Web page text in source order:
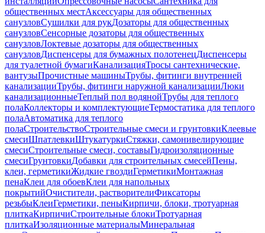
общественных местАксессуары для общественных
санузловСушилки для рукДозаторы для общественных
санузловСенсорные дозаторы для общественных
санузловЛоктевые дозаторы для общественных
санузловДиспенсеры для бумажных полотенецДиспенсеры
для туалетной бумагиКанализацияТросы сантехнические,
вантузыПрочистные машиныТрубы, фитинги внутренней
канализацииТрубы, фитинги наружной канализацииЛюки
канализационныеТеплый пол водянойТрубы для теплого
полаКоллекторы и комплектующиеТермостатика для теплого
полаАвтоматика для теплого
полаСтроительствоСтроительные смеси и грунтовкиКлеевые
смесиШпатлевкиШтукатуркиСтяжки, самонивелирующие
смесиСтроительные смеси, составыГидроизоляционные
смесиГрунтовкиДобавки для строительных смесейПены,
клеи, герметикиЖидкие гвоздиГерметикиМонтажная
пенаКлеи для обоевКлеи для напольных
покрытийОчистители, растворителиФиксаторы
резьбыКлеиГерметики, пеныКирпичи, блоки, тротуарная
плиткаКирпичиСтроительные блокиТротуарная
плиткаИзоляционные материалыМинеральная